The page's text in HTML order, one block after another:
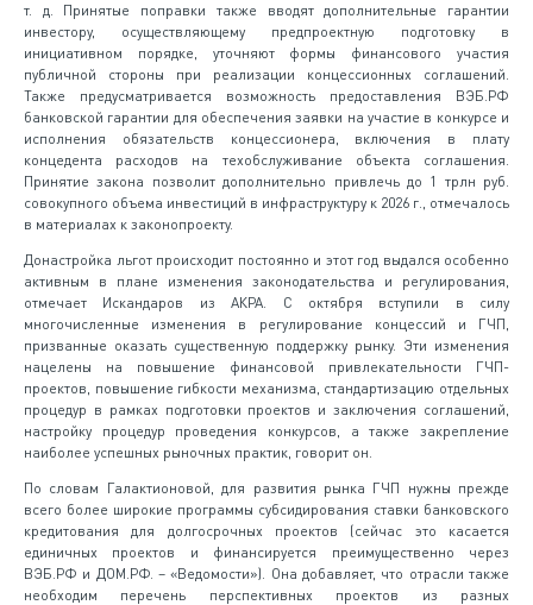
т. д. Принятые поправки также вводят дополнительные гарантии
инвестору, осуществляющему предпроектную подготовку в
инициативном порядке, уточняют формы финансового участия
публичной стороны при реализации концессионных соглашений.
Также предусматривается возможность предоставления ВЭБ.РФ
банковской гарантии для обеспечения заявки на участие в конкурсе и
исполнения обязательств концессионера, включения в плату
концедента расходов на техобслуживание объекта соглашения.
Принятие закона позволит дополнительно привлечь до 1 трлн руб.
совокупного объема инвестиций в инфраструктуру к 2026 г., отмечалось
в материалах к законопроекту.
Донастройка льгот происходит постоянно и этот год выдался особенно
активным в плане изменения законодательства и регулирования,
отмечает Искандаров из АКРА. С октября вступили в силу
многочисленные изменения в регулирование концессий и ГЧП,
призванные оказать существенную поддержку рынку. Эти изменения
нацелены на повышение финансовой привлекательности ГЧП-
проектов, повышение гибкости механизма, стандартизацию отдельных
процедур в рамках подготовки проектов и заключения соглашений,
настройку процедур проведения конкурсов, а также закрепление
наиболее успешных рыночных практик, говорит он.
По словам Галактионовой, для развития рынка ГЧП нужны прежде
всего более широкие программы субсидирования ставки банковского
кредитования для долгосрочных проектов (сейчас это касается
единичных проектов и финансируется преимущественно через
ВЭБ.РФ и ДОМ.РФ. – «Ведомости»). Она добавляет, что отрасли также
необходим перечень перспективных проектов из разных